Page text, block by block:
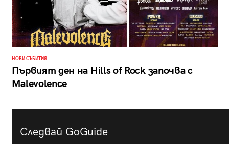
НОВИ СЪБИТИЯ
Първият ден на Hills of Rock започва с
Malevolence
Следвай GoGuide